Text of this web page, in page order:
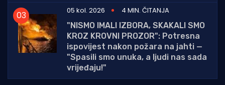
05 kol. 2026
4 MIN. ČITANJA
"NISMO IMALI IZBORA, SKAKALI SMO
KROZ KROVNI PROZOR": Potresna
ispovijest nakon požara na jahti —
"Spasili smo unuka, a ljudi nas sada
vrijeđaju!"